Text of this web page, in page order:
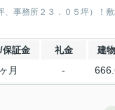
事務所２３．０５坪）！
保証金 礼金 建
月 -